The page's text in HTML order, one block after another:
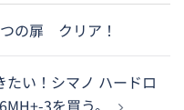
つの扉 クリア！
たい！シマノ ハードロ
3を買う。